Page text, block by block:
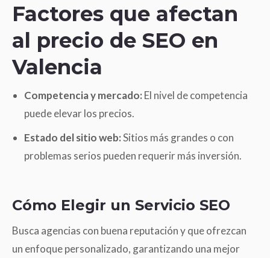
Factores que afectan
al precio de SEO en
Valencia
Competencia y mercado: El nivel de competencia
puede elevar los precios.
Estado del sitio web:Sitios más grandes o con
problemas serios pueden requerir más inversión.
Cómo Elegir un Servicio SEO
Busca agencias con buena reputación y que ofrezcan
un enfoque personalizado, garantizando una mejor